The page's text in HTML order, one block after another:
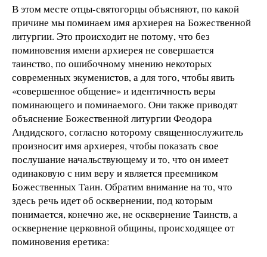
В этом месте отцы-святогорцы объясняют, по какой
причине мы поминаем имя архиерея на Божественной
литургии. Это происходит не потому, что без
поминовения имени архиерея не совершается
таинство, по ошибочному мнению некоторых
современных экуменистов, а для того, чтобы явить
«совершенное общение» и идентичность веры
поминающего и поминаемого. Они также приводят
объяснение Божественной литургии Феодора
Андидского, согласно которому священнослужитель
произносит имя архиерея, чтобы показать свое
послушание начальствующему и то, что он имеет
одинаковую с ним веру и является преемником
Божественных Таин. Обратим внимание на то, что
здесь речь идет об осквернении, под которым
понимается, конечно же, не осквернение Таинств, а
осквернение церковной общины, происходящее от
поминовения еретика: